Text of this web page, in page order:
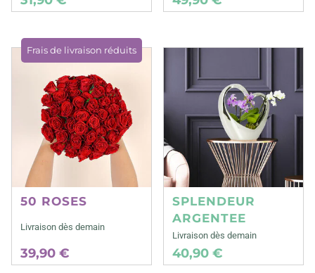
Frais de livraison réduits
50 ROSES
Livraison dès demain
39,90 €
SPLENDEUR
ARGENTEE
Livraison dès demain
40,90 €